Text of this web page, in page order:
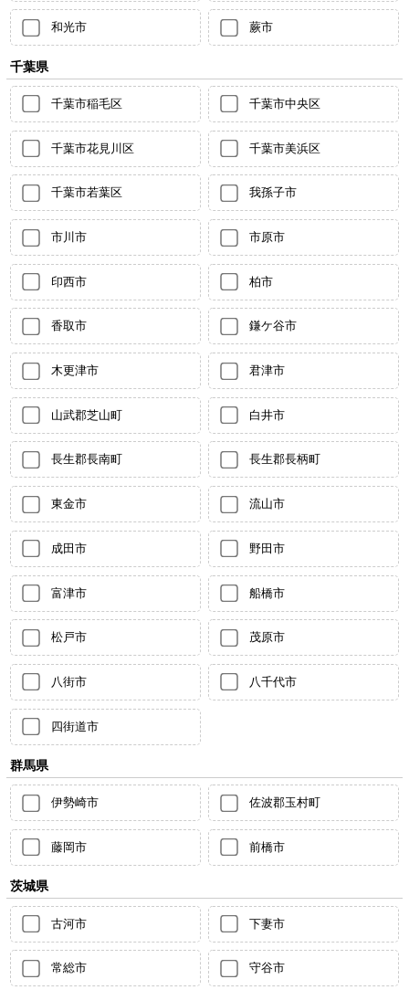
和光市 蕨市
千葉県
千葉市稲毛区 千葉市中央区
千葉市花見川区 千葉市美浜区
千葉市若葉区 我孫子市
市川市 市原市
印西市 柏市
香取市 鎌ケ谷市
木更津市 君津市
山武郡芝山町 白井市
長生郡長南町 長生郡長柄町
東金市 流山市
成田市 野田市
富津市 船橋市
松戸市 茂原市
八街市 八千代市
四街道市
群馬県
伊勢崎市 佐波郡玉村町
藤岡市 前橋市
茨城県
古河市 下妻市
常総市 守谷市